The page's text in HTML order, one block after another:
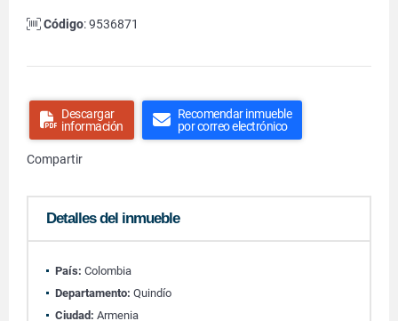
Código: 9536871
Descargar
información
Recomendar inmueble
por correo electrónico
Compartir
Detalles del inmueble
País: Colombia
Departamento: Quindío
Ciudad: Armenia